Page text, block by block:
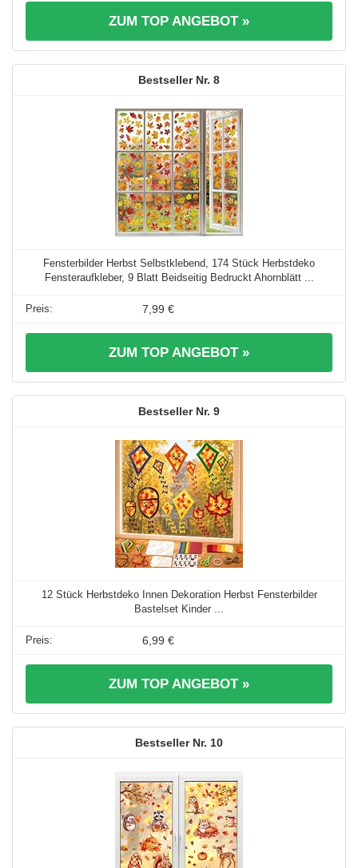
ZUM TOP ANGEBOT »
8
Fensterbilder Herbst Selbstklebend, 174 Stück Herbstdeko
Fensteraufkleber, 9 Blatt Beidseitig Bedruckt Ahornblätt ...
7,99 €
ZUM TOP ANGEBOT »
9
12 Stück Herbstdeko Innen Dekoration Herbst Fensterbilder
Bastelset Kinder ...
6,99 €
ZUM TOP ANGEBOT »
10